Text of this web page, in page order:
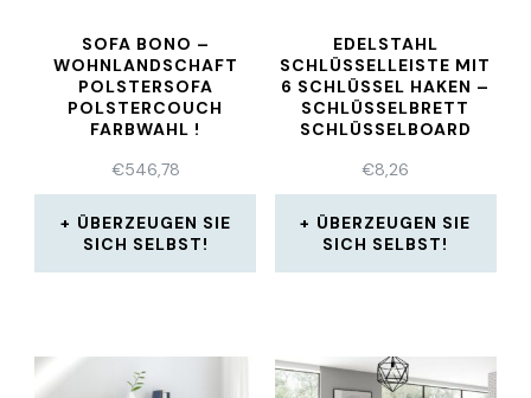
SOFA BONO –
WOHNLANDSCHAFT
POLSTERSOFA
POLSTERCOUCH
FARBWAHL !
€546,78
ÜBERZEUGEN SIE
SICH SELBST!
EDELSTAHL
SCHLÜSSELLEISTE MIT
6 SCHLÜSSEL HAKEN –
SCHLÜSSELBRETT
SCHLÜSSELBOARD
€8,26
ÜBERZEUGEN SIE
SICH SELBST!